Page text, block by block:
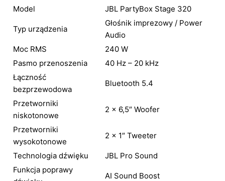
Model
JBL PartyBox Stage 320
Typ urządzenia
Głośnik imprezowy / Power
Audio
Moc RMS
240 W
Pasmo przenoszenia
40 Hz – 20 kHz
Łączność
bezprzewodowa
Bluetooth 5.4
Przetworniki
niskotonowe
2 × 6,5″ Woofer
Przetworniki
wysokotonowe
2 × 1″ Tweeter
Technologia dźwięku
JBL Pro Sound
Funkcja poprawy
AI Sound Boost